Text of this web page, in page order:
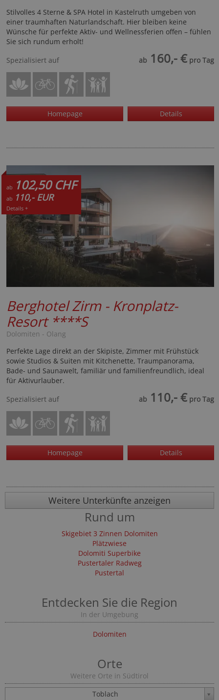
Stilvolles 4 Sterne & SPA Hotel in Kastelruth umgeben von
einer traumhaften Naturlandschaft. Hier bleiben keine
Wünsche für perfekte Aktiv- und Wellnessferien offen – fühlen
Sie sich rundum erholt!
Spezialisiert auf
ab 160,- € pro Tag
Homepage Details
ab 102,50 CHF
ab 110,- EUR
Details +
Berghotel Zirm - Kronplatz-
Resort ****S
Dolomiten - Olang
Perfekte Lage direkt an der Skipiste, Zimmer mit Frühstück
sowie Studios & Suiten mit Kitchenette, Traumpanorama,
Bade- und Saunawelt, familiär und familienfreundlich, ideal
für Aktivurlauber.
Spezialisiert auf
ab 110,- € pro Tag
Homepage Details
Weitere Unterkünfte anzeigen
Rund um
Skigebiet 3 Zinnen Dolomiten
Plätzwiese
Dolomiti Superbike
Pustertaler Radweg
Pustertal
Entdecken Sie die Region
In der Umgebung
Dolomiten
Orte
Weitere Orte in Südtirol
Toblach